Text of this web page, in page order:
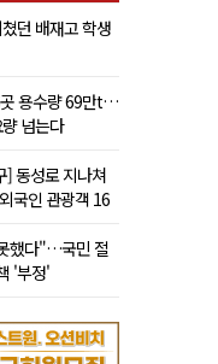
던 배재고 학생
용수량 69만t…
넘는다
] 동성로 지나쳐
국인 관광객 16
했다"…국민 절
'부정'